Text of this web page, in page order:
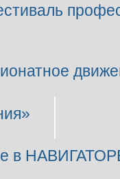
в